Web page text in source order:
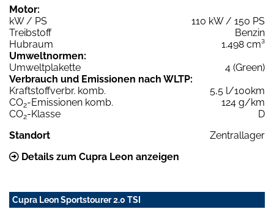
Motor:
kW / PS
110 kW / 150 PS
Treibstoff
Benzin
Hubraum
1.498 cm³
Umweltnormen:
Umweltplakette
4 (Green)
Verbrauch und Emissionen nach WLTP:
Kraftstoffverbr. komb.
5,5 l/100km
CO2-Emissionen komb.
124 g/km
CO2-Klasse
D
Standort
Zentrallager
Details zum Cupra Leon anzeigen
Cupra Leon Sportstourer 2.0 TSI